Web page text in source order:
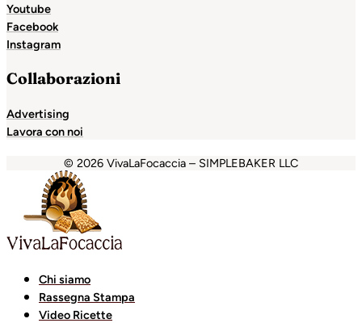
Youtube
Facebook
Instagram
Collaborazioni
Advertising
Lavora con noi
© 2026 VivaLaFocaccia – SIMPLEBAKER LLC
Holiganbet
Chi siamo
Rassegna Stampa
Video Ricette